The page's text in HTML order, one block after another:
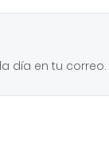
día en tu correo.